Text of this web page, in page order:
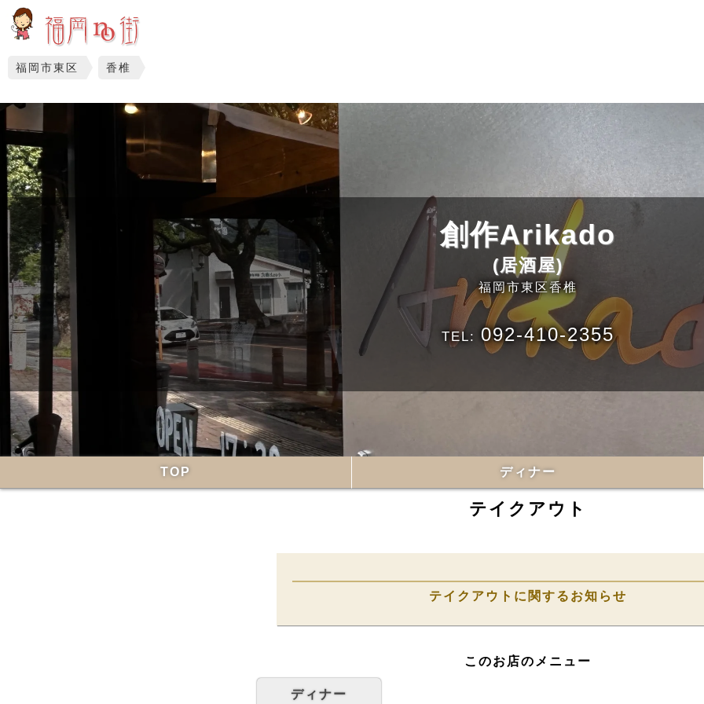
福岡市東区 香椎
創作Arikado
(居酒屋)
福岡市東区香椎
TEL: 092-410-2355
TOP ディナー
テイクアウト
テイクアウトに関するお知らせ
このお店のメニュー
ディナー